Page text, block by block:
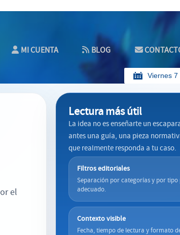
MI CUENTA BLOG
Viernes
el
Lectura más útil
La idea no es enseñarte un
antes una guía, una pieza
que realmente responda a tu caso.
Filtros editoriales
Separación por categorías y por
adecuado.
Contexto visible
Fecha, tiempo de lectura y formato